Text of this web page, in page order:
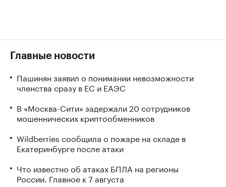
Главные новости
Пашинян заявил о понимании невозможности
членства сразу в ЕС и ЕАЭС
В «Москва-Сити» задержали 20 сотрудников
мошеннических криптообменников
Wildberries сообщила о пожаре на складе в
Екатеринбурге после атаки
Что известно об атаках БПЛА на регионы
России. Главное к 7 августа